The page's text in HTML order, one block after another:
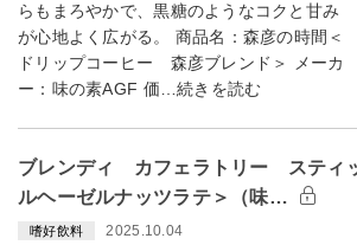
らもまろやかで、黒糖のようなコクと甘み
が心地よく広がる。 商品名：森彦の時間＜
ドリップコーヒー 森彦ブレンド＞ メーカ
ー：味の素AGF 価…続きを読む
ブレンディ カフェラトリー スティ
ルヘーゼルナッツラテ＞（味…
嗜好飲料 2025.10.04